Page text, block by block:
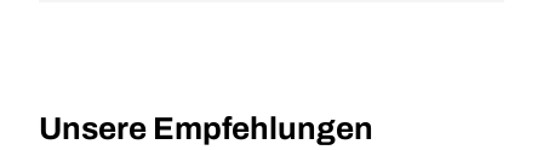
Unsere Empfehlungen